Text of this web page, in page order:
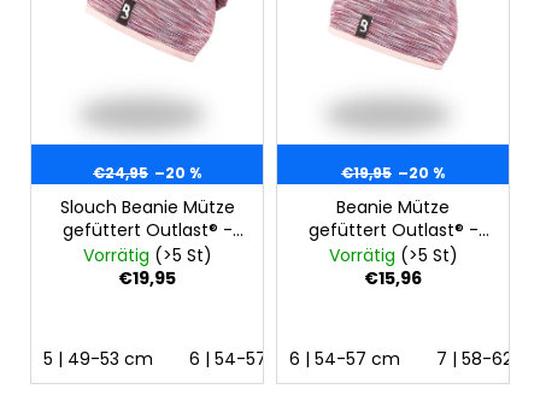
r
P
t
€24,95 –20 %
Slouch Beanie Mütze
gefüttert Outlast® -
Bordeaux
meliert/Hellpuderrosa
Vorrätig (>5 St)
€19,95
5 | 49-53 cm 6 | 54-57 cm 7 | 58-62 cm
€19,95 –20 %
Beanie Mütze
gefüttert Outlast® -
Bordeaux
meliert/Hellpuderig
Vorrätig (>5 St)
€15,96
6 | 54-57 cm 7 | 58-62